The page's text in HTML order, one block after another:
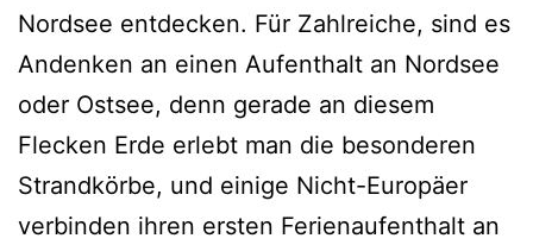
Nordsee entdecken. Für Zahlreiche, sind es
Andenken an einen Aufenthalt an Nordsee
oder Ostsee, denn gerade an diesem
Flecken Erde erlebt man die besonderen
Strandkörbe, und einige Nicht-Europäer
verbinden ihren ersten Ferienaufenthalt an